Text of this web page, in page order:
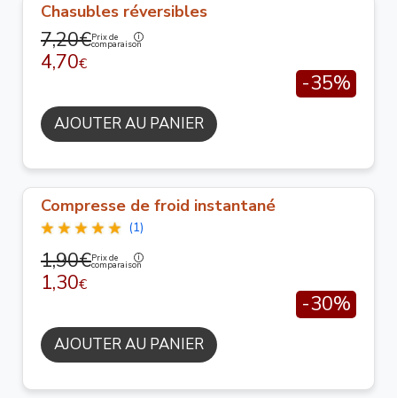
Chasubles réversibles
7,20€Prix de
comparaison
4,70€
-35%
AJOUTER AU PANIER
Compresse de froid instantané
(1)
1,90€Prix de
comparaison
1,30€
-30%
AJOUTER AU PANIER